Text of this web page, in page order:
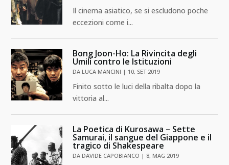
Il cinema asiatico, se si escludono poche
eccezioni come i...
Bong Joon-Ho: La Rivincita degli
Umili contro le Istituzioni
DA LUCA MANCINI | 10, SET 2019
Finito sotto le luci della ribalta dopo la
vittoria al...
La Poetica di Kurosawa – Sette
Samurai, il sangue del Giappone e il
tragico di Shakespeare
DA DAVIDE CAPOBIANCO | 8, MAG 2019